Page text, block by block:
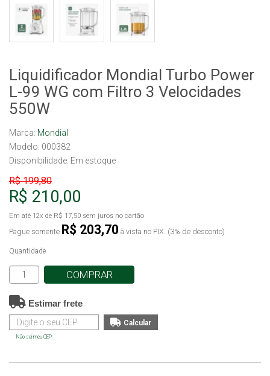
Liquidificador Mondial Turbo Power
L-99 WG com Filtro 3 Velocidades
550W
Marca: Mondial
Modelo: 000382
Disponibilidade: Em estoque
R$ 199,80
R$ 210,00
Em até 12x de R$ 17,50 sem juros no cartão
Pague somente R$ 203,70 à vista no PIX. (3% de desconto)
Quantidade
COMPRAR
Estimar frete
Não sei meu CEP